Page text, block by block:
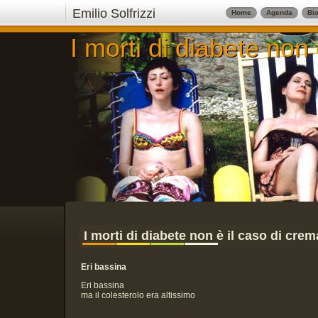
Emilio Solfrizzi Home Agenda
I morti di diabete
I morti di diabete
I morti di diabete non è il caso di
Eri bassina
Eri bassina
ma il colesterolo era altissimo